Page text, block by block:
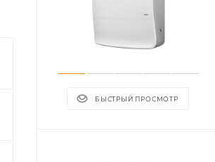
БЫСТРЫЙ ПРОСМОТР